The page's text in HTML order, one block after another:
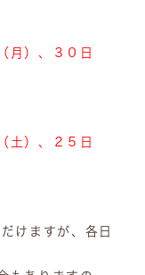
月）、３０日
土）、２５日
けますが、各日